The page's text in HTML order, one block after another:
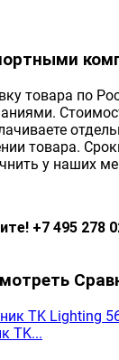
товара по
товара.
у наших
+7 495 278
TK...